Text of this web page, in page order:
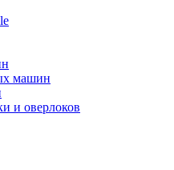
машин
и оверлоков